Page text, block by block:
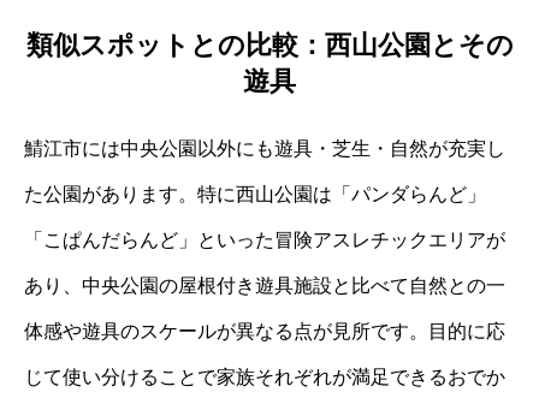
類似スポットとの比較：西山公園とその
遊具
鯖江市には中央公園以外にも遊具・芝生・自然が充実し
た公園があります。特に西山公園は「パンダらんど」
「こぱんだらんど」といった冒険アスレチックエリアが
あり、中央公園の屋根付き遊具施設と比べて自然との一
体感や遊具のスケールが異なる点が見所です。目的に応
じて使い分けることで家族それぞれが満足できるおでか